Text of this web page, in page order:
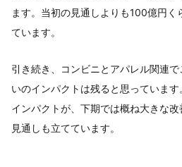
ます。当初の見通しよりも100億円く
ています。
引き続き、コンビニとアパレル関連
いのインパクトは残ると思っていま
インパクトが、下期では概ね大きな
見通しも立てています。